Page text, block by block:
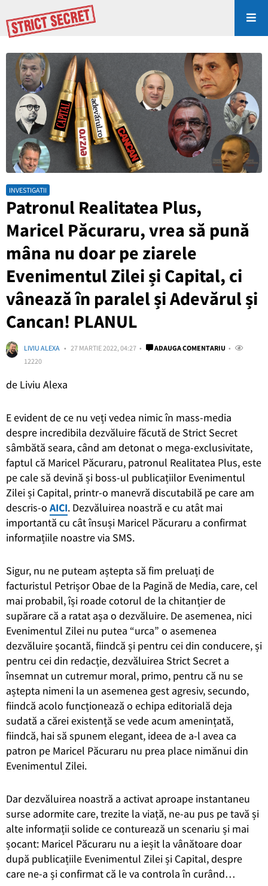
INVESTIGATII
Patronul Realitatea Plus,
Maricel Păcuraru, vrea să pună
mâna nu doar pe ziarele
Evenimentul Zilei și Capital, ci
vânează în paralel și Adevărul și
Cancan! PLANUL
LIVIU ALEXA 27 MARTIE 2022, 04:27
ADAUGA COMENTARIU
12220
de Liviu Alexa
E evident de ce nu veți vedea nimic în mass-media
despre incredibila dezvăluire făcută de Strict Secret
sâmbătă seara, când am detonat o mega-exclusivitate,
faptul că Maricel Păcuraru, patronul Realitatea Plus, este
pe cale să devină și boss-ul publicațiilor Evenimentul
Zilei și Capital, printr-o manevră discutabilă pe care am
descris-o AICI. Dezvăluirea noastră e cu atât mai
importantă cu cât însuși Maricel Păcuraru a confirmat
informațiile noastre via SMS.
Sigur, nu ne puteam aștepta să fim preluați de
facturistul Petrișor Obae de la Pagină de Media, care, cel
mai probabil, își roade cotorul de la chitanțier de
supărare că a ratat așa o dezvăluire. De asemenea, nici
Evenimentul Zilei nu putea “urca” o asemenea
dezvăluire șocantă, fiindcă și pentru cei din conducere, și
pentru cei din redacție, dezvăluirea Strict Secret a
însemnat un cutremur moral, primo, pentru că nu se
aștepta nimeni la un asemenea gest agresiv, secundo,
fiindcă acolo funcționează o echipa editorială deja
sudată a cărei existență se vede acum amenințată,
fiindcă, hai să spunem elegant, ideea de a-l avea ca
patron pe Maricel Păcuraru nu prea place nimănui din
Evenimentul Zilei.
Dar dezvăluirea noastră a activat aproape instantaneu
surse adormite care, trezite la viață, ne-au pus pe tavă și
alte informații solide ce conturează un scenariu și mai
șocant: Maricel Păcuraru nu a ieșit la vânătoare doar
după publicațiile Evenimentul Zilei și Capital, despre
care ne-a și confirmat că le va controla în curând…